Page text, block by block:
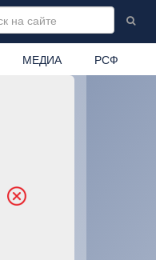
МЕДИА РСФ